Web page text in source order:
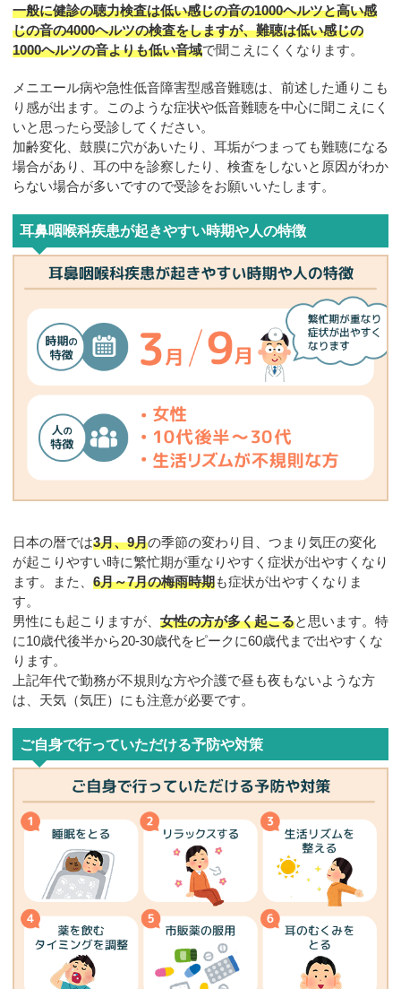
一般に健診の聴力検査は低い感じの音の1000ヘルツと高い感
じの音の4000ヘルツの検査をしますが、難聴は低い感じの
1000ヘルツの音よりも低い音域で聞こえにくくなります。
メニエール病や急性低音障害型感音難聴は、前述した通りこも
り感が出ます。このような症状や低音難聴を中心に聞こえにく
いと思ったら受診してください。
加齢変化、鼓膜に穴があいたり、耳垢がつまっても難聴になる
場合があり、耳の中を診察したり、検査をしないと原因がわか
らない場合が多いですので受診をお願いいたします。
耳鼻咽喉科疾患が起きやすい時期や人の特徴
日本の暦では3月、9月の季節の変わり目、つまり気圧の変化
が起こりやすい時に繁忙期が重なりやすく症状が出やすくなり
ます。また、 6月～7月の梅雨時期も症状が出やすくなりま
す。
男性にも起こりますが、 女性の方が多く起こると思います。特
に10歳代後半から20-30歳代をピークに60歳代まで出やすくな
ります。
上記年代で勤務が不規則な方や介護で昼も夜もないような方
は、天気（気圧）にも注意が必要です。
ご自身で行っていただける予防や対策